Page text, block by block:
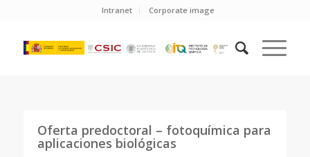
Intranet Corporate image
Oferta predoctoral – fotoquímica para
aplicaciones biológicas